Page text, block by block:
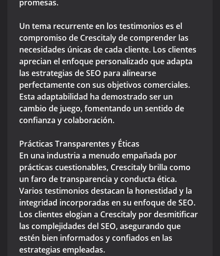
promesas.
Un tema recurrente en los testimonios es el
compromiso de Crescitaly de comprender las
necesidades únicas de cada cliente. Los clientes
aprecian el enfoque personalizado que adapta
las estrategias de SEO para alinearse
perfectamente con sus objetivos comerciales.
Esta adaptabilidad ha demostrado ser un
cambio de juego, fomentando un sentido de
confianza y colaboración.
Prácticas Transparentes y Éticas
En una industria a menudo empañada por
prácticas cuestionables, Crescitaly brilla como
un faro de transparencia y conducta ética.
Varios testimonios destacan la honestidad y la
integridad incorporadas en su enfoque de SEO.
Los clientes elogian a Crescitaly por desmitificar
las complejidades del SEO, asegurando que
estén bien informados y confiados en las
estrategias empleadas.